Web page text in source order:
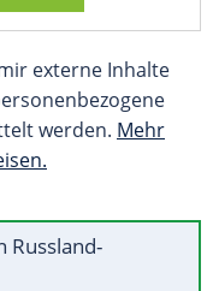
externe Inhalte
werden. Mehr
Russland-